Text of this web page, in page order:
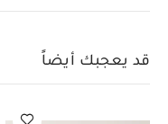
الطابعين الكلاسيكي
لإضافة لمسة فاخرة
لورا اشلي وحصرية لدى
قد يعجبك أيضاً